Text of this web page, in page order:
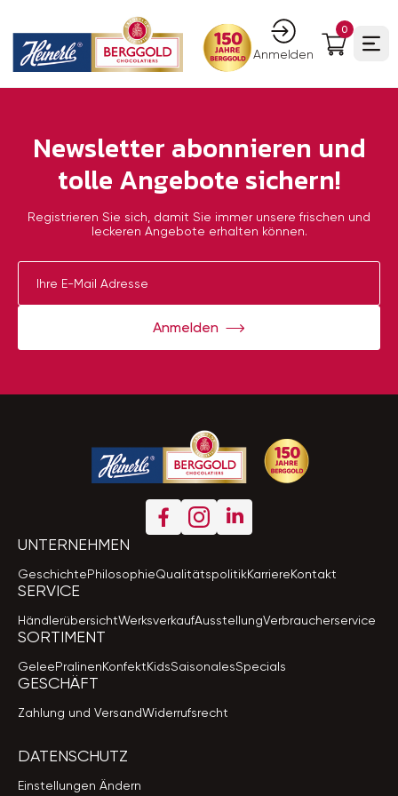
Anmelden
0
Newsletter abonnieren und
tolle Angebote sichern!
Registrieren Sie sich, damit Sie immer unsere frischen und
leckeren Angebote erhalten können.
Anmelden
UNTERNEHMEN
GeschichtePhilosophieQualitätspolitikKarriereKontakt
SERVICE
HändlerübersichtWerksverkaufAusstellungVerbraucherservice
SORTIMENT
GeleePralinenKonfektKidsSaisonalesSpecials
GESCHÄFT
Zahlung und VersandWiderrufsrecht
DATENSCHUTZ
Einstellungen Ändern